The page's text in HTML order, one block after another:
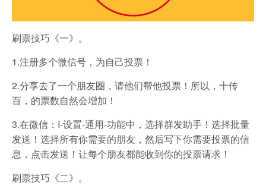
刷票技巧《一》。
1.注册多个微信号，为自己投票！
2.分享去了一个朋友圈，请他们帮他投票！所以，十传
百，的票数自然会增加！
3.在微信：I-设置-通用-功能中，选择群发助手！选择批量
发送！选择所有你需要的朋友，然后写下你需要投票的信
息，点击发送！让每个朋友都能收到你的投票请求！
刷票技巧《二》。